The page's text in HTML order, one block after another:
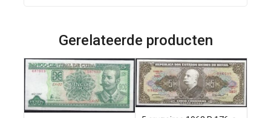
Gerelateerde producten